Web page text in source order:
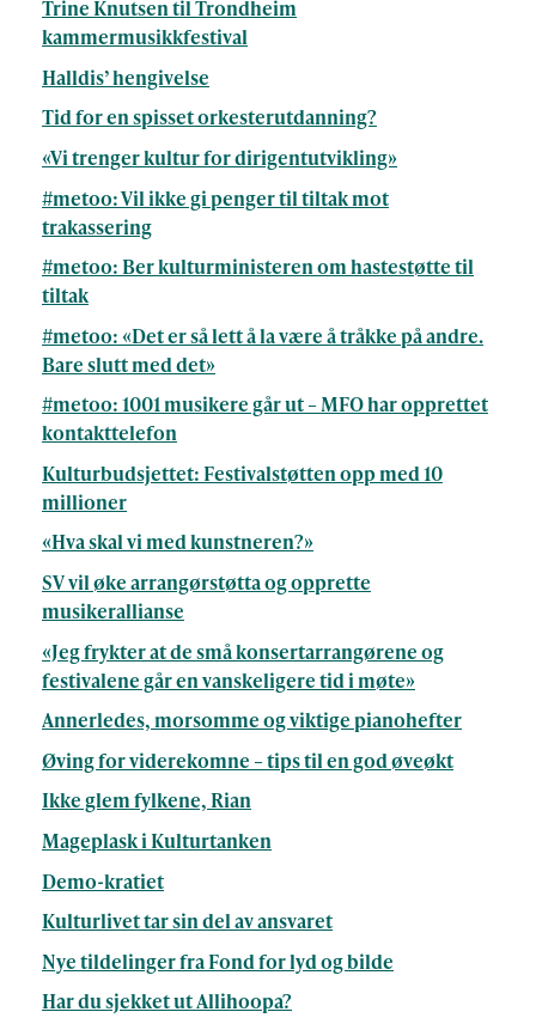
Trine Knutsen til Trondheim
kammermusikkfestival
Halldis’ hengivelse
Tid for en spisset orkesterutdanning?
«Vi trenger kultur for dirigentutvikling»
#metoo: Vil ikke gi penger til tiltak mot
trakassering
#metoo: Ber kulturministeren om hastestøtte til
tiltak
#metoo: «Det er så lett å la være å tråkke på andre.
Bare slutt med det»
#metoo: 1001 musikere går ut – MFO har opprettet
kontakttelefon
Kulturbudsjettet: Festivalstøtten opp med 10
millioner
«Hva skal vi med kunstneren?»
SV vil øke arrangørstøtta og opprette
musikerallianse
«Jeg frykter at de små konsertarrangørene og
festivalene går en vanskeligere tid i møte»
Annerledes, morsomme og viktige pianohefter
Øving for viderekomne – tips til en god øveøkt
Ikke glem fylkene, Rian
Mageplask i Kulturtanken
Demo-kratiet
Kulturlivet tar sin del av ansvaret
Nye tildelinger fra Fond for lyd og bilde
Har du sjekket ut Allihoopa?